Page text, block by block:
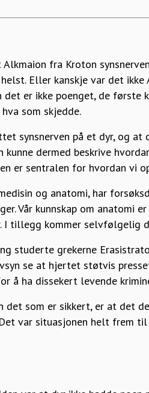
fra Kroton
Eller kanskje var det
det er ikke poenget, de
som skjedde.
synsnerven på et dyr, og
kunne dermed beskrive
er sentralen for hvordan vi
og anatomi, har
Vår kunnskap om anatomi
I tillegg kommer selvfølgelig
studerte grekerne
se at hjertet støtvis
å ha dissekert levende
som er sikkert, er at det
var situasjonen helt frem